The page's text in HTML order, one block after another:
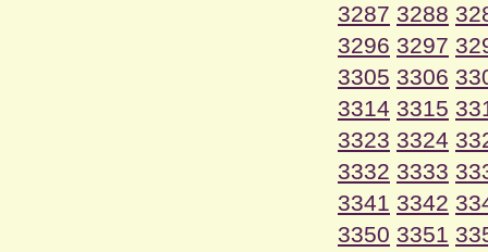
3287 3288
3296 3297
3305 3306
3314 3315
3323 3324
3332 3333
3341 3342
3350 3351